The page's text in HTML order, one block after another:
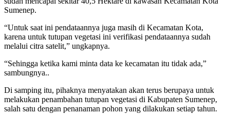
Sumenep.
“Untuk saat ini pendataannya juga masih di Kecamatan Kota,
karena untuk tutupan vegetasi ini verifikasi pendataannya sudah
melalui citra satelit,” ungkapnya.
“Sehingga ketika kami minta data ke kecamatan itu tidak ada,”
sambungnya..
Di samping itu, pihaknya menyatakan akan terus berupaya untuk
melakukan penambahan tutupan vegetasi di Kabupaten Sumenep,
salah satu dengan penanaman pohon yang dilakukan setiap tahun.